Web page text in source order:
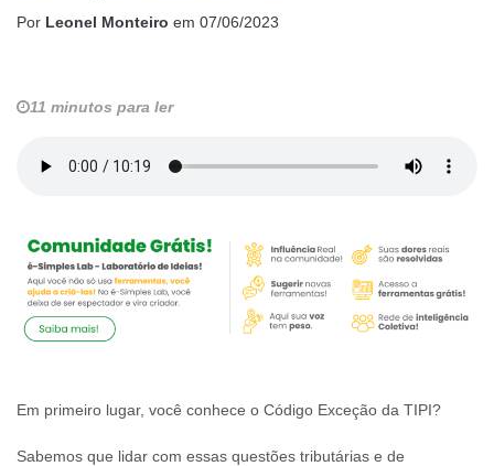
Por Leonel Monteiro em 07/06/2023
11 minutos para ler
Em primeiro lugar, você conhece o Código Exceção da TIPI?
Sabemos que lidar com essas questões tributárias e de